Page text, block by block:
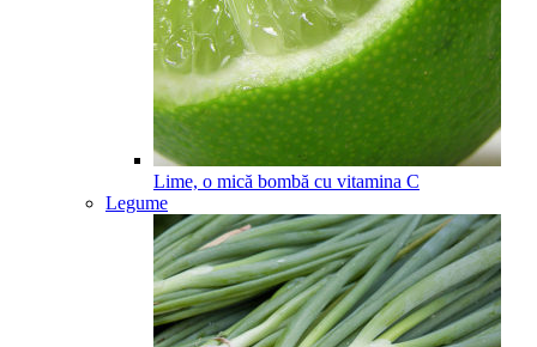
Lime, o mică bombă cu vitamina C
Legume